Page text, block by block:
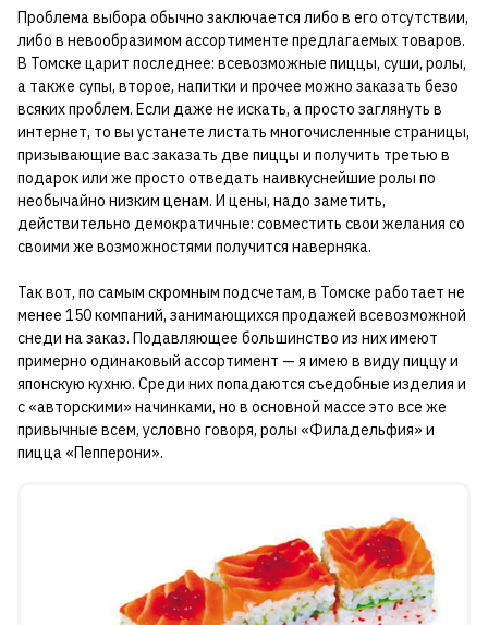
Проблема выбора обычно заключается либо в его отсутствии,
либо в невообразимом ассортименте предлагаемых товаров.
В Томске царит последнее: всевозможные пиццы, суши, ролы,
а также супы, второе, напитки и прочее можно заказать безо
всяких проблем. Если даже не искать, а просто заглянуть в
интернет, то вы устанете листать многочисленные страницы,
призывающие вас заказать две пиццы и получить третью в
подарок или же просто отведать наивкуснейшие ролы по
необычайно низким ценам. И цены, надо заметить,
действительно демократичные: совместить свои желания со
своими же возможностями получится наверняка.
Так вот, по самым скромным подсчетам, в Томске работает не
менее 150 компаний, занимающихся продажей всевозможной
снеди на заказ. Подавляющее большинство из них имеют
примерно одинаковый ассортимент — я имею в виду пиццу и
японскую кухню. Среди них попадаются съедобные изделия и
с «авторскими» начинками, но в основной массе это все же
привычные всем, условно говоря, ролы «Филадельфия» и
пицца «Пепперони».